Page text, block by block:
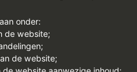
onder:
de website;
de website;